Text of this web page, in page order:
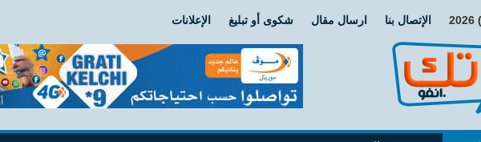
الإتصال بنا ارسال مقال شكوى أو تبليغ الإعلانات